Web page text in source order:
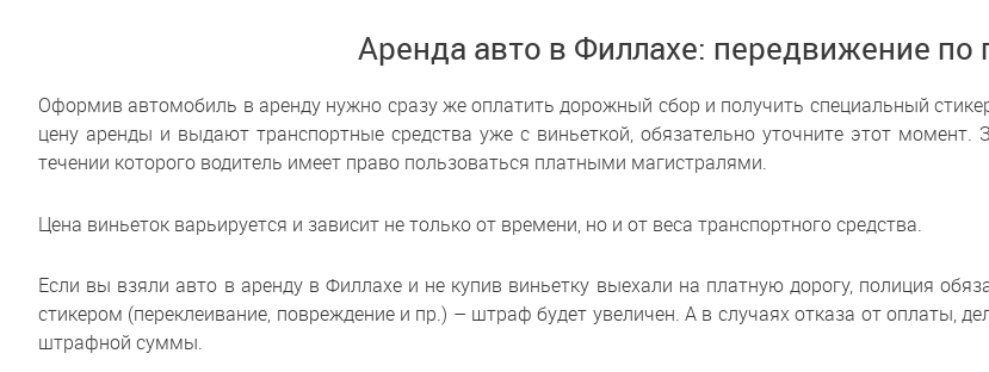
Аренда авто в Филлахе: передвижение
Оформив автомобиль в аренду нужно сразу же оплатить дорожный сбор и получить специальный
цену аренды и выдают транспортные средства уже с виньеткой, обязательно уточните этот
течении которого водитель имеет право пользоваться платными магистралями.
Цена виньеток варьируется и зависит не только от времени, но и от веса транспортного средства.
Если вы взяли авто в аренду в Филлахе и не купив виньетку выехали на платную дорогу, полиция
стикером (переклеивание, повреждение и пр.) – штраф будет увеличен. А в случаях отказа от оплаты,
штрафной суммы.